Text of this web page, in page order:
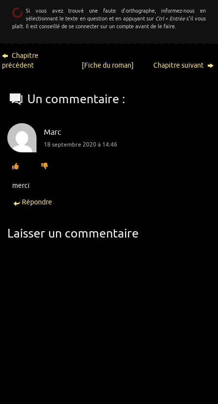
Si vous avez trouvé une faute d’orthographe, informez-nous en
sélectionnant le texte en question et en appuyant sur Ctrl + Entrées’il vous
plaît. Il est conseillé de se connecter sur un compte avant de le faire.
Chapitre
précédent
[Fiche du roman] Chapitre suivant
Un commentaire :
Marc
18 septembre 2020 à 14:46
merci
Répondre
Laisser un commentaire